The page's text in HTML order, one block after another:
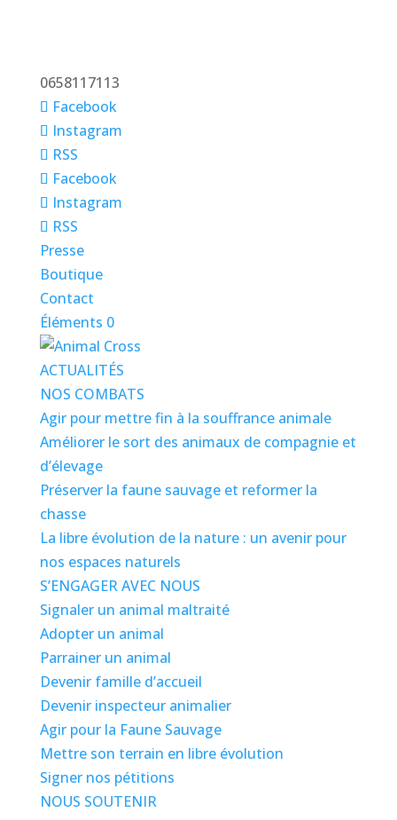
0658117113
Facebook
Instagram
RSS
Facebook
Instagram
RSS
Presse
Boutique
Contact
Éléments 0
ACTUALITÉS
NOS COMBATS
Agir pour mettre fin à la souffrance animale
Améliorer le sort des animaux de compagnie et
d’élevage
Préserver la faune sauvage et reformer la
chasse
La libre évolution de la nature : un avenir pour
nos espaces naturels
S’ENGAGER AVEC NOUS
Signaler un animal maltraité
Adopter un animal
Parrainer un animal
Devenir famille d’accueil
Devenir inspecteur animalier
Agir pour la Faune Sauvage
Mettre son terrain en libre évolution
Signer nos pétitions
NOUS SOUTENIR